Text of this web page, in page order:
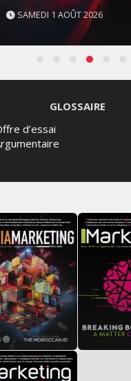
SAMEDI 1 AOÛT 2026
GLOSSAIRE
d’essai